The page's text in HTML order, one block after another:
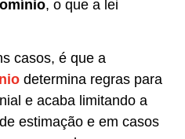
, o que a lei
casos, é que a
determina regras para
e acaba limitando a
estimação e em casos